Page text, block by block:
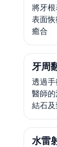
將牙
表面
癒合
牙周
透過
醫師
結石及
水雷